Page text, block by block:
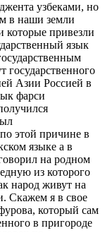
узбеками, но
в наши земли
которые привезли
язык
государственного
Азии Россией в
фарси
этой причине в
языке а в
на родном
из которого
народ живут на
Скажем я в свое
который сам
в пригороде